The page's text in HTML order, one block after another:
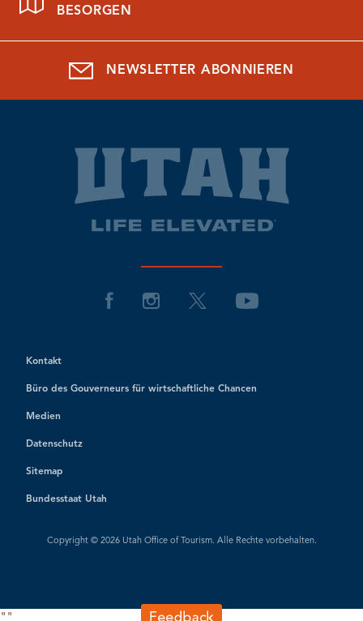
BESORGEN
NEWSLETTER ABONNIEREN
Kontakt
Büro des Gouverneurs für wirtschaftliche Chancen
Medien
Datenschutz
Sitemap
Bundesstaat Utah
Copyright © 2026 Utah Office of Tourism. Alle Rechte vorbehalten.